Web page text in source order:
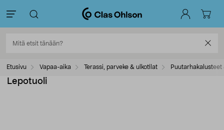
Etusivu Vapaa-aika Terassi, parveke & ulkotilat Puutarhakalusteet
Lepotuoli